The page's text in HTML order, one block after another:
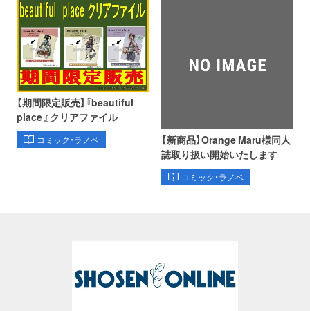
【期間限定販売】『beautiful
place 』クリアファイル
コミック・ラノベ
【新商品】Orange Maru様同人
誌取り扱い開始いたします
コミック・ラノベ